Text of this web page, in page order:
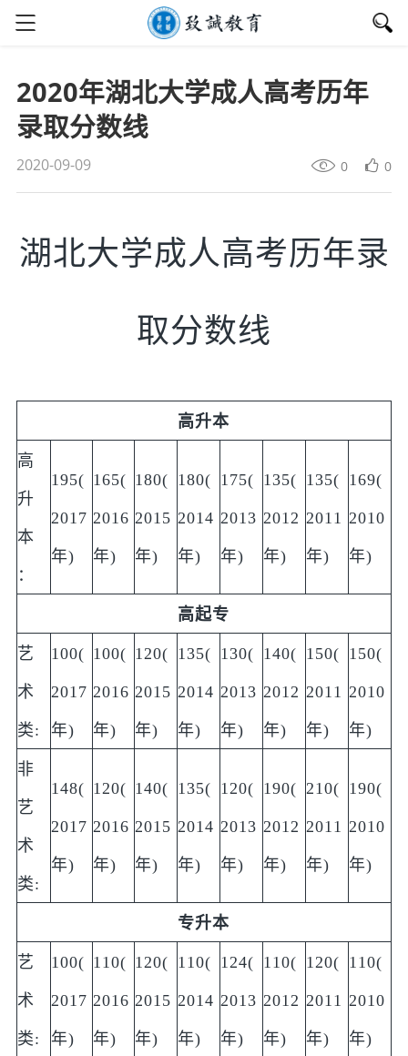
2020年湖北大学成人高考历年
录取分数线
2020-09-09 0 0
湖北大学成人高考历年录
取分数线
高升本
高
升
本
：
195(
2017
年)
165(
2016
年)
180(
2015
年)
180(
2014
年)
175(
2013
年)
135(
2012
年)
135(
2011
年)
169(
2010
年)
高起专
艺
术
类:
100(
2017
年)
100(
2016
年)
120(
2015
年)
135(
2014
年)
130(
2013
年)
140(
2012
年)
150(
2011
年)
150(
2010
年)
非
艺
术
类:
148(
2017
年)
120(
2016
年)
140(
2015
年)
135(
2014
年)
120(
2013
年)
190(
2012
年)
210(
2011
年)
190(
2010
年)
专升本
艺
术
类:
100(
2017
年)
110(
2016
年)
120(
2015
年)
110(
2014
年)
124(
2013
年)
110(
2012
年)
120(
2011
年)
110(
2010
年)